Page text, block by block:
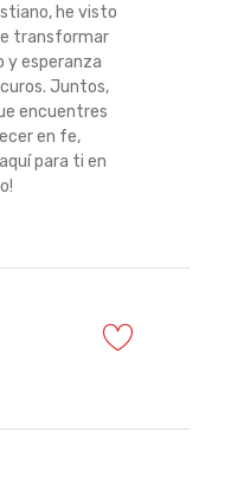
he visto
transformar
y esperanza
Juntos,
encuentres
en fe,
para ti en